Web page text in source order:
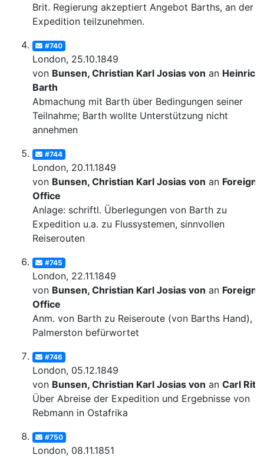
Brit. Regierung akzeptiert Angebot Barths, an der
Expedition teilzunehmen.
#740
London, 25.10.1849
von Bunsen, Christian Karl Josias von an Heinrich
Barth
Abmachung mit Barth über Bedingungen seiner
Teilnahme; Barth wollte Unterstützung nicht
annehmen
#744
London, 20.11.1849
von Bunsen, Christian Karl Josias von an Foreign
Office
Anlage: schriftl. Überlegungen von Barth zu
Expedition u.a. zu Flussystemen, sinnvollen
Reiserouten
#745
London, 22.11.1849
von Bunsen, Christian Karl Josias von an Foreign
Office
Anm. von Barth zu Reiseroute (von Barths Hand),
Palmerston befürwortet
#746
London, 05.12.1849
von Bunsen, Christian Karl Josias von an Carl
Über Abreise der Expedition und Ergebnisse von
Rebmann in Ostafrika
#750
London, 08.11.1851